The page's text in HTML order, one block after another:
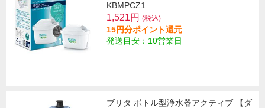
KBMPCZ1
1,521円 (税込)
15円分ポイント還元
発送目安：10営業日
ブリタ ボトル型浄水器アクティブ 【ダ